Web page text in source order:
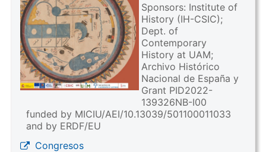
Sponsors: Institute of
History (IH-CSIC);
Dept. of
Contemporary
History at UAM;
Archivo Histórico
Nacional de España y
Grant PID2022-
139326NB-I00
funded by MICIU/AEI/10.13039/501100011033
and by ERDF/EU
Congresos